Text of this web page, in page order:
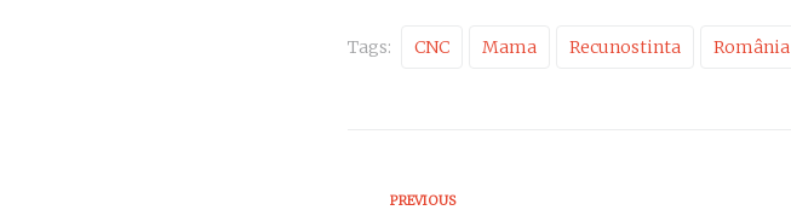
Tags: CNC Mama Recunostinta România
PREVIOUS